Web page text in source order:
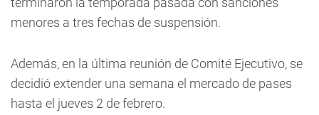
menores a tres fechas de suspensión.
Además, en la última reunión de Comité Ejecutivo, se
decidió extender una semana el mercado de pases
hasta el jueves 2 de febrero.